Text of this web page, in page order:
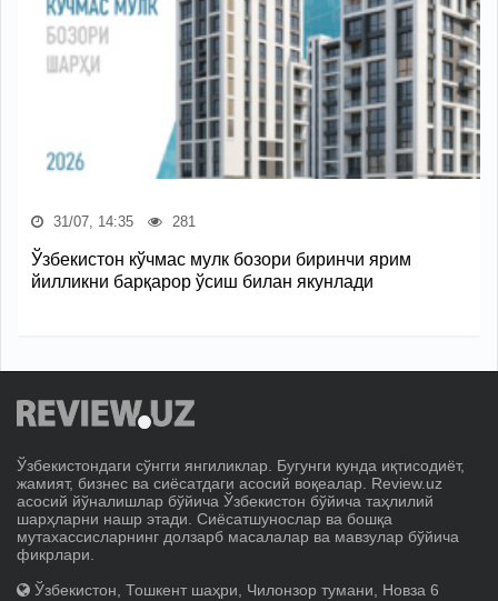
31/07, 14:35 281
Ўзбекистон кўчмас мулк бозори биринчи ярим
йилликни барқарор ўсиш билан якунлади
Ўзбекистондаги сўнгги янгиликлар. Бугунги кунда иқтисодиёт,
жамият, бизнес ва сиёсатдаги асосий воқеалар. Review.uz
асосий йўналишлар бўйича Ўзбекистон бўйича таҳлилий
шарҳларни нашр этади. Сиёсатшунослар ва бошқа
мутахассисларнинг долзарб масалалар ва мавзулар бўйича
фикрлари.
Ўзбекистон, Тошкент шаҳри, Чилонзор тумани, Новза 6